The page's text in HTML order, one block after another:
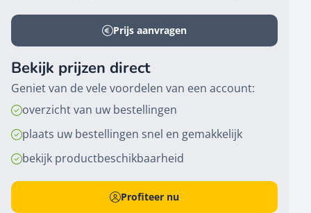
Prijs aanvragen
Bekijk prijzen direct
Geniet van de vele voordelen van een account:
overzicht van uw bestellingen
plaats uw bestellingen snel en gemakkelijk
bekijk productbeschikbaarheid
Profiteer nu